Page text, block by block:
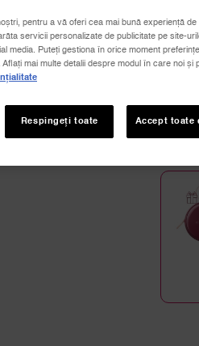
−
pentru a vă oferi cea mai bună experiență de
servicii personalizate de publicitate pe site-
media. Puteți gestiona în orice moment
mai multe detalii despre modul în care noi și
Respingeți toate Accept toate